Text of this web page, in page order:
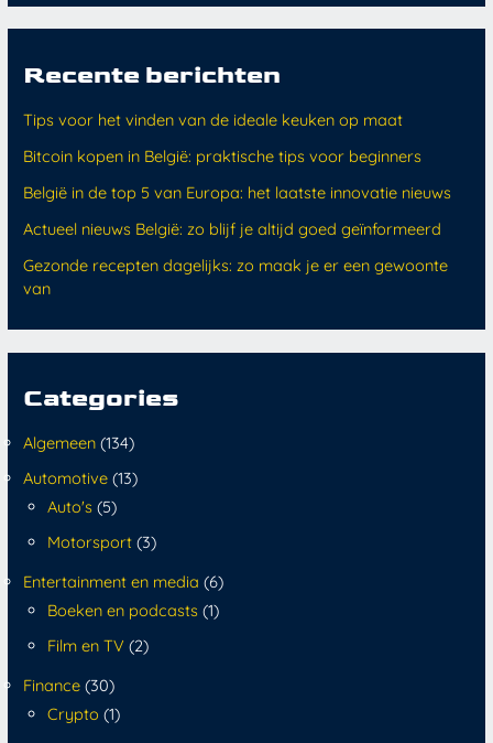
Recente berichten
Tips voor het vinden van de ideale keuken op maat
Bitcoin kopen in België: praktische tips voor beginners
België in de top 5 van Europa: het laatste innovatie nieuws
Actueel nieuws België: zo blijf je altijd goed geïnformeerd
Gezonde recepten dagelijks: zo maak je er een gewoonte
van
Categories
Algemeen (134)
Automotive (13)
Auto's(5)
Motorsport(3)
Entertainment en media (6)
Boeken en podcasts(1)
Film en TV (2)
Finance (30)
Crypto (1)